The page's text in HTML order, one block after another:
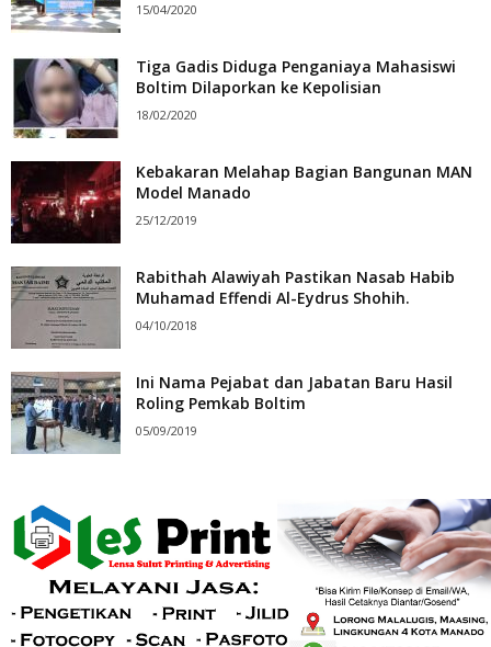
15/04/2020
Tiga Gadis Diduga Penganiaya Mahasiswi
Boltim Dilaporkan ke Kepolisian
18/02/2020
Kebakaran Melahap Bagian Bangunan MAN
Model Manado
25/12/2019
Rabithah Alawiyah Pastikan Nasab Habib
Muhamad Effendi Al-Eydrus Shohih.
04/10/2018
Ini Nama Pejabat dan Jabatan Baru Hasil
Roling Pemkab Boltim
05/09/2019